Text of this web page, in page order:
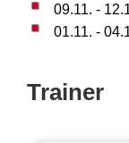
09.11. -
01.11. -
Trainer